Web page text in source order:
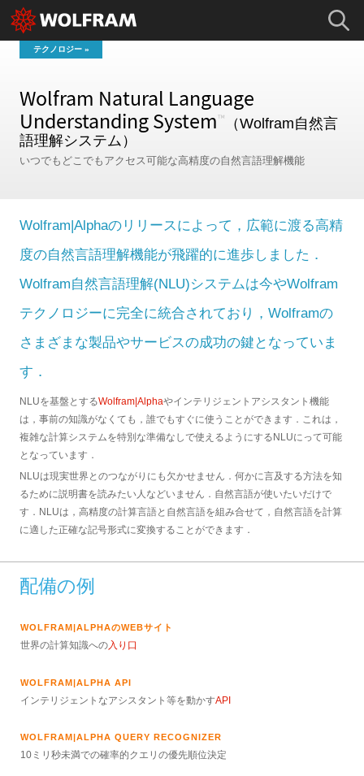
テクノロジー
Wolfram Natural Language
Understanding System™
（Wolfram自然言
語理解システム）
いつでもどこでもアクセス可能な高精度の自然言語理解機能
Wolfram|Alphaのリリースによって，広範に渡る高精
度の自然言語理解機能が飛躍的に進歩しました．
Wolfram自然言語理解(NLU)システムは今やWolfram
テクノロジーに完全に統合されており，Wolframの
さまざまな製品やサービスの成功の鍵となっていま
す．
NLUを基盤とするWolfram|Alphaやインテリジェントアシスタント機能
は，事前の知識がなくても，誰でもすぐに使うことができます．これは，
複雑な計算システムを特別な準備なしで使えるようにするNLUにって可能
となっています．
NLUは現実世界とのつながりにも欠かせません．何かに言及する方法を知
るために説明書を読みたい人などいません．自然言語が使いたいだけで
す．NLUは，高精度の計算言語と自然言語を組み合せて，自然言語を計算
に適した正確な記号形式に変換することができます．
配備の例
WOLFRAM|ALPHAのWEBサイト
世界の計算知識への 入り口
WOLFRAM|ALPHA API
インテリジェントなアシスタント等を動かすAPI
WOLFRAM|ALPHA QUERY RECOGNIZER
10ミリ秒未満での確率的クエリの優先順位決定